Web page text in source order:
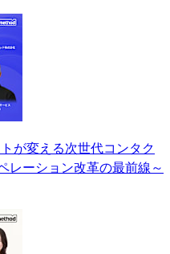
が変える次世代コンタク
レーション改革の最前線～